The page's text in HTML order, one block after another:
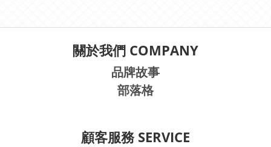
關於我們 COMPANY
品牌故事
部落格
顧客服務 SERVICE